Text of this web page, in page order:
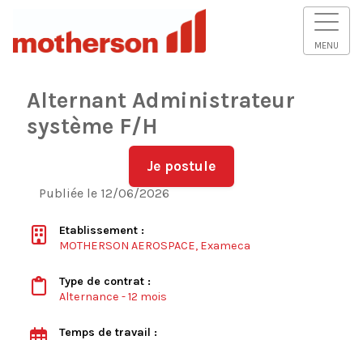
MENU
Alternant Administrateur
système F/H
Je postule
Publiée le 12/06/2026
Etablissement :
MOTHERSON AEROSPACE, Exameca
Type de contrat :
Alternance - 12 mois
Temps de travail :